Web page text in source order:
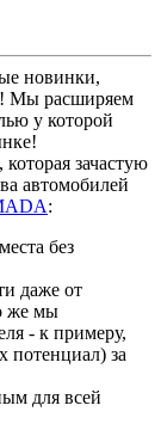
новинки,
Мы расширяем
у которой
зачастую
автомобилей
:
без
даже от
же мы
- к примеру,
потенциал) за
для всей